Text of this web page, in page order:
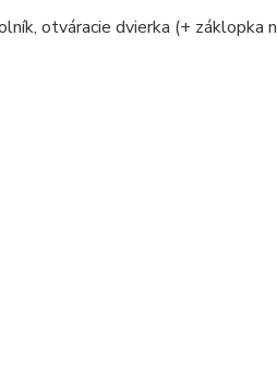
otváracie dvierka (+ záklopka